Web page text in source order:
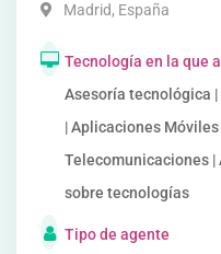
Madrid, España
Tecnología en la que
Asesoría tecnológica
| Aplicaciones Móviles
Telecomunicaciones |
sobre tecnologías
Tipo de agente